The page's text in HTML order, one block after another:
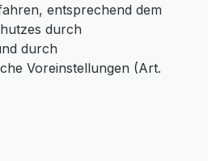
entsprechend dem
durch
durch
Voreinstellungen (Art.